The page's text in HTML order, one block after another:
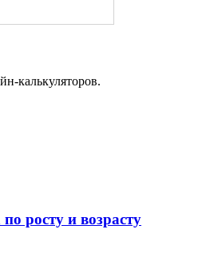
калькуляторов.
росту и возрасту